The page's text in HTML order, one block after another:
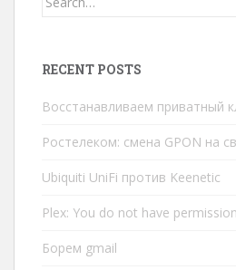
RECENT POSTS
Восстанавливаем приватный
Ростелеком: смена GPON на
Ubiquiti UniFi против Keenetic
Plex: You do not have
Борем gmail